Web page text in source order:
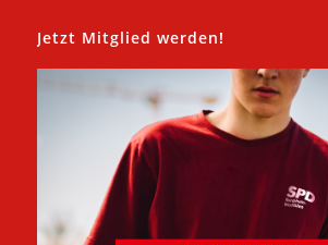
Jetzt Mitglied werden!